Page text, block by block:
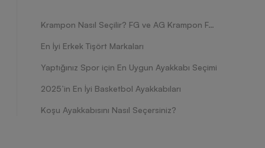
Krampon Nasıl Seçilir? FG ve AG Krampon Farkları Nelerdir?
En İyi Erkek Tişört Markaları
Yaptığınız Spor için En Uygun Ayakkabı Seçimi
2025’in En İyi Basketbol Ayakkabıları
Koşu Ayakkabısını Nasıl Seçersiniz?